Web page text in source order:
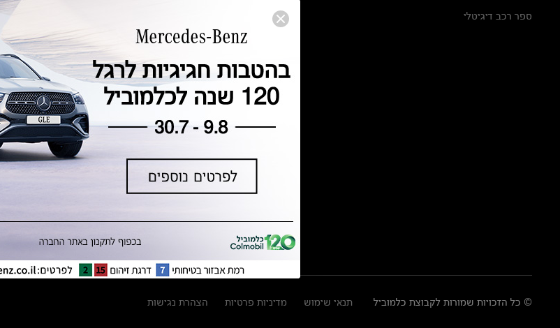
ספר רכב דיגיטלי
מגזין מרצדס-בנץ
ספרי רכב מרצדס-בנץ
נתוני זיהום אוויר וצריכת דלק וחשמל
נתוני תווית צמיגים
מחירון חלפים
הודעה על הטבות לרכבי מרצדס בהסדר
© כל הזכויות שמורות לקבוצת כלמוביל תנאי שימוש מדיניות פרטיות הצהרת נגישות